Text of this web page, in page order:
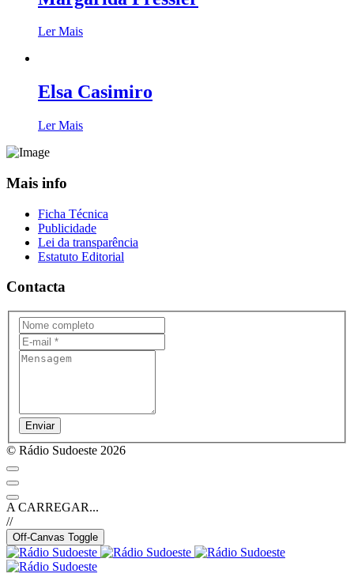
Ler Mais
Elsa Casimiro
Ler Mais
Mais info
Ficha Técnica
Publicidade
Lei da transparência
Estatuto Editorial
Contacta
Enviar
© Rádio Sudoeste 2026
A CARREGAR...
//
Off-Canvas Toggle